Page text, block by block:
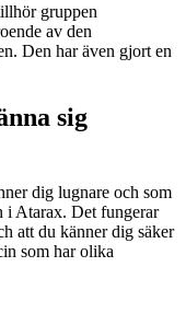
gruppen
av den
Den har även gjort en
sig
dig lugnare och som
i Atarax. Det fungerar
att du känner dig säker
som har olika